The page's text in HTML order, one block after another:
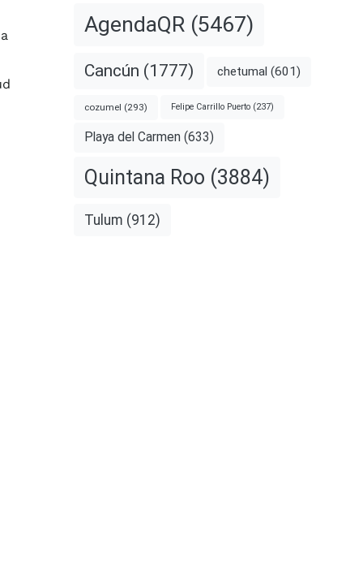
AgendaQR(5467)
Cancún (1777) chetumal (601)
cozumel (293) Felipe Carrillo Puerto(237)
Playa del Carmen (633)
Quintana Roo (3884)
Tulum (912)